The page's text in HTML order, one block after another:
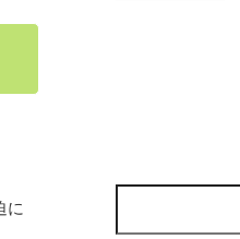
に